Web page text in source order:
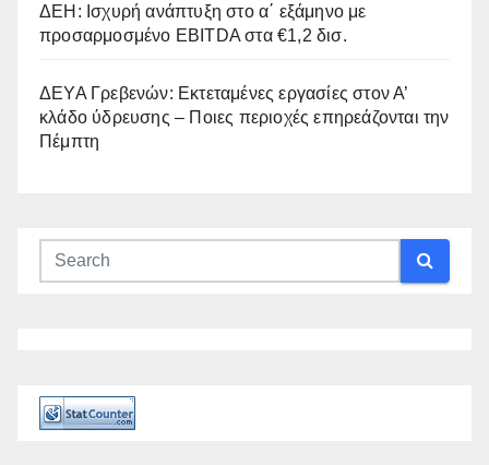
ΔΕΗ: Ισχυρή ανάπτυξη στο α΄ εξάμηνο με
προσαρμοσμένο EBITDA στα €1,2 δισ.
ΔΕΥΑ Γρεβενών: Εκτεταμένες εργασίες στον Α’
κλάδο ύδρευσης – Ποιες περιοχές επηρεάζονται την
Πέμπτη